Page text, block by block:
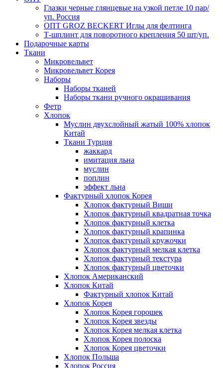
Глазки черные глянцевые на узкой петле 10 пар/
уп. Россия
ОПТ GROZ BECKERT Иглы для фелтинга
Т-шплинт для поворотного крепления 50 шт/уп.
Подарочные карты
Ткани
Микровельвет
Микровельвет Корея
Наборы
Наборы тканей
Наборы ткани ручного окрашивания
Фетр
Хлопок
Муслин двухслойный жатый 100% хлопок
Китай
Ткани Турция
жаккард
имитация льна
муслин
поплин
эффект льна
Фактурный хлопок Корея
Хлопок фактурный Виши
Хлопок фактурный квадратная точка
Хлопок фактурный клетка
Хлопок фактурный крапинка
Хлопок фактурный кружочки
Хлопок фактурный мелкая клетка
Хлопок фактурный текстура
Хлопок фактурный цветочки
Хлопок Американский
Хлопок Китай
Фактурный хлопок Китай
Хлопок Корея
Хлопок Корея горошек
Хлопок Корея звезды
Хлопок Корея мелкая клетка
Хлопок Корея полоска
Хлопок Корея цветочки
Хлопок Польша
Хлопок Россия